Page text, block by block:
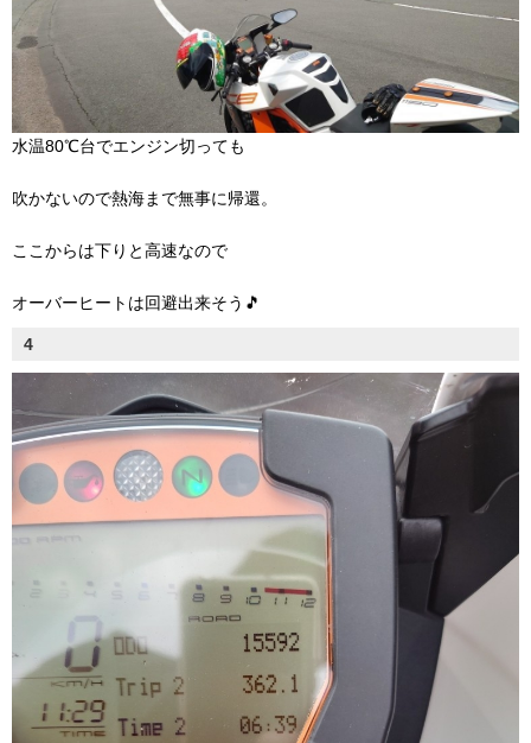
水温80℃台でエンジン切っても
吹かないので熱海まで無事に帰還。
ここからは下りと高速なので
オーバーヒートは回避出来そう🎵
4